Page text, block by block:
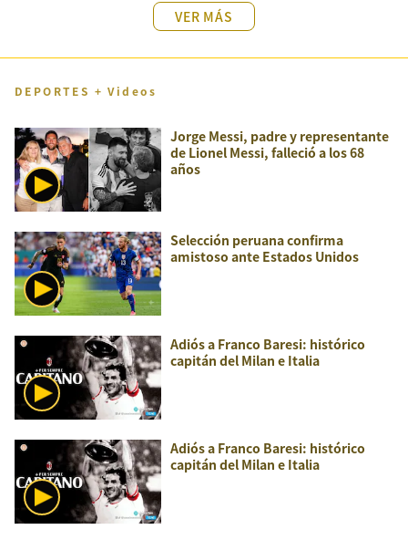
VER MÁS
DEPORTES + Videos
Jorge Messi, padre y representante
de Lionel Messi, falleció a los 68
años
Selección peruana confirma
amistoso ante Estados Unidos
Adiós a Franco Baresi: histórico
capitán del Milan e Italia
Adiós a Franco Baresi: histórico
capitán del Milan e Italia